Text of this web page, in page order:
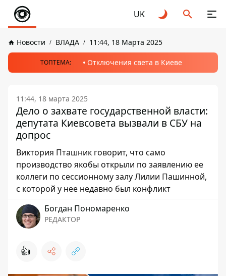
UK
Новости ВЛАДА 11:44, 18 Марта 2025
ТОПТЕМА: Отключения света в Киеве
11:44, 18 марта 2025
Дело о захвате государственной власти:
депутата Киевсовета вызвали в СБУ на
допрос
Виктория Пташник говорит, что само
производство якобы открыли по заявлению ее
коллеги по сессионному залу Лилии Пашинной,
с которой у нее недавно был конфликт
Богдан Пономаренко
РЕДАКТОР
👍